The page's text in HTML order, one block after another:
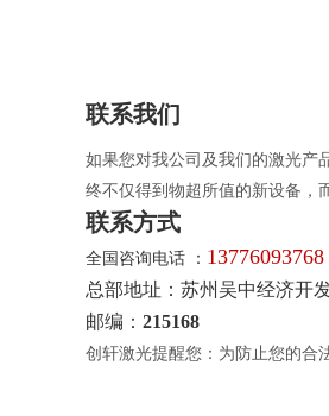
联系我们
如果您对我公司及我们的激光产
终不仅得到物超所值的新设备，
联系方式
全国咨询电话 ： 13776093768
总部地址：苏州吴中经济开
邮编： 215168
创轩激光提醒您：为防止您的合